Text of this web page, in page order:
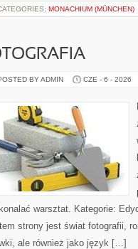
MONACHIUM (MÜNCHEN)
BY ADMIN CZE - 6 - 2026
warsztat. Kategorie:
strony jest świat fotografii,
ale również jako język […]